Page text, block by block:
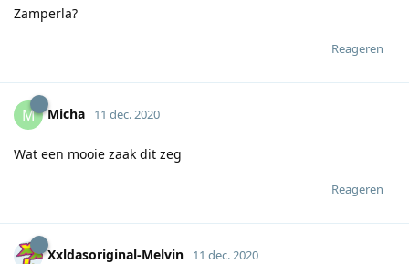
Zamperla?
Reageren
M Micha 11 dec. 2020
Wat een mooie zaak dit zeg
Reageren
Xxldasoriginal-Melvin 11 dec. 2020